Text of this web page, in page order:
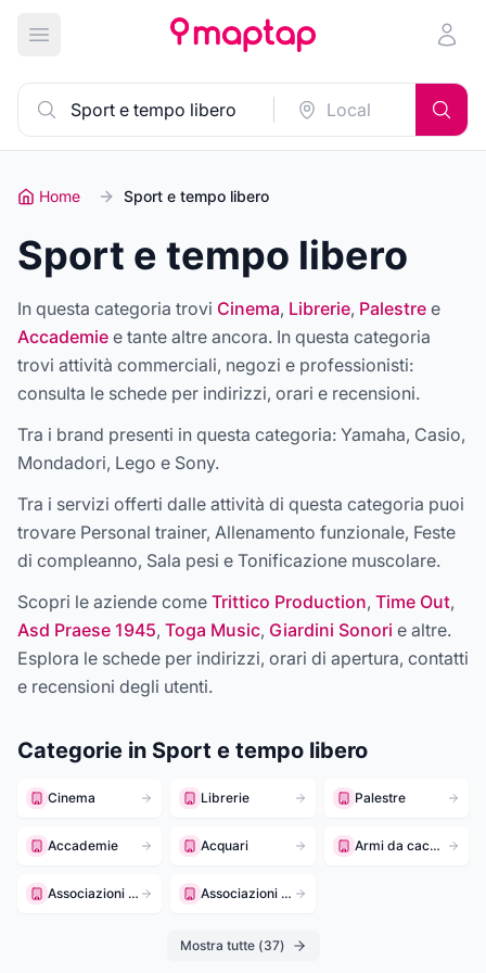
Apri menu principale
Home Sport e tempo libero
Sport e tempo libero
In questa categoria trovi Cinema, Librerie, Palestre e
Accademie e tante altre ancora. In questa categoria
trovi attività commerciali, negozi e professionisti:
consulta le schede per indirizzi, orari e recensioni.
Tra i brand presenti in questa categoria: Yamaha, Casio,
Mondadori, Lego e Sony.
Tra i servizi offerti dalle attività di questa categoria puoi
trovare Personal trainer, Allenamento funzionale, Feste
di compleanno, Sala pesi e Tonificazione muscolare.
Scopri le aziende come Trittico Production, Time Out,
Asd Praese 1945, Toga Music, Giardini Sonori e altre.
Esplora le schede per indirizzi, orari di apertura, contatti
e recensioni degli utenti.
Categorie in Sport e tempo libero
Cinema Librerie Palestre
Accademie Acquari Armi da caccia
Associazioni culturali Associazioni religiose
Mostra tutte (37)